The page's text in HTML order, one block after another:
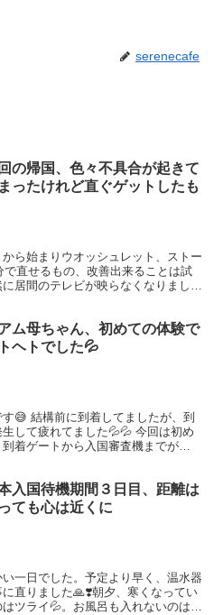
serenecafe
の帰国、色々不具合が起きて
ったけれど直ぐゲットしたも
ら始まりウオッシュレット、ストー
直せるもの、改善出来ることは試
居間のテレビが映らなくなりました
ム母ちゃん、初めての体験で
ヘトでした💦
😅 結構前に到着してましたが、到
して疲れてました💦💦 今回は初め
着ゲートから入国審査機までが
入国待機期間３日目、距離は
ても心は近くに
一日でした。予定より早く、温水器
直りました🙏❣️朝夕、寒くなってい
ツライ💦。お風呂も入れないのは